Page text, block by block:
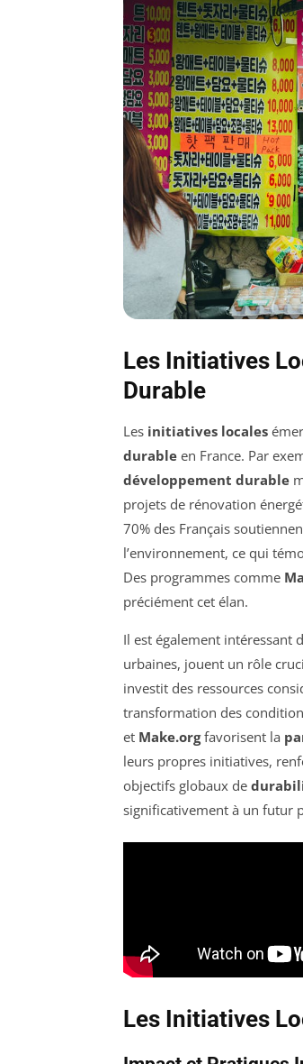
Les Initiatives
Durable
Les initiatives locales
durable en France. Par
développement durable
projets de rénovation
70% des Français
l’environnement, ce qui
Des programmes comme
préciément cet élan.
Il est également intéressant
urbaines, jouent un rôle
investit des ressources
transformation des
et Make.orgfavorisent la
leurs propres initiatives,
objectifs globaux de
significativement à un futur
Les Initiatives